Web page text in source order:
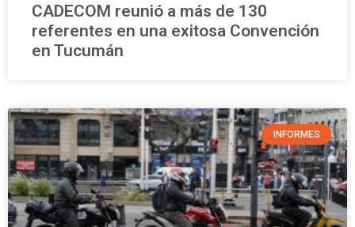
CADECOM reunió a más de 130
referentes en una exitosa Convención
en Tucumán
INFORMES